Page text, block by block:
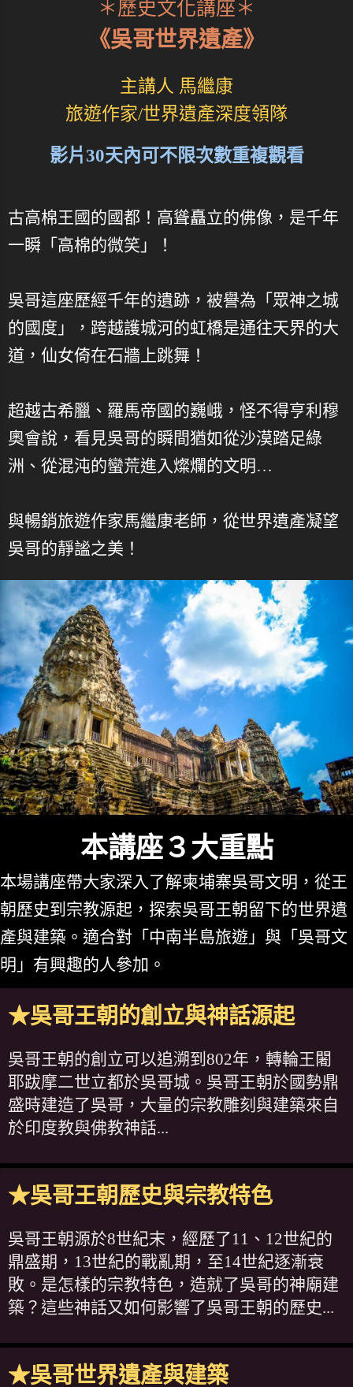
＊歷史文化講座＊
《吳哥世界遺產》
主講人 馬繼康
旅遊作家/世界遺產深度領隊
影片30天內可不限次數重複觀看
古高棉王國的國都！高聳矗立的佛像，是千年
一瞬「高棉的微笑」！
吳哥這座歷經千年的遺跡，被譽為「眾神之城
的國度」，跨越護城河的虹橋是通往天界的大
道，仙女倚在石牆上跳舞！
超越古希臘、羅馬帝國的巍峨，怪不得亨利穆
奧會說，看見吳哥的瞬間猶如從沙漠踏足綠
洲、從混沌的蠻荒進入燦爛的文明…
與暢銷旅遊作家馬繼康老師，從世界遺產凝望
吳哥的靜謐之美！
本講座３大重點
本場講座帶大家深入了解柬埔寨吳哥文明，從王
朝歷史到宗教源起，探索吳哥王朝留下的世界遺
產與建築。適合對「中南半島旅遊」與「吳哥文
明」有興趣的人參加。
★吳哥王朝的創立與神話源起
吳哥王朝的創立可以追溯到802年，轉輪王闍
耶跋摩二世立都於吳哥城。吳哥王朝於國勢鼎
盛時建造了吳哥，大量的宗教雕刻與建築來自
於印度教與佛教神話...
★吳哥王朝歷史與宗教特色
吳哥王朝源於8世紀末，經歷了11、12世紀的
鼎盛期，13世紀的戰亂期，至14世紀逐漸衰
敗。是怎樣的宗教特色，造就了吳哥的神廟建
築？這些神話又如何影響了吳哥王朝的歷史...
★吳哥世界遺產與建築